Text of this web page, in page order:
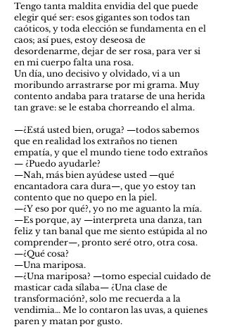
Tengo tanta maldita envidia del que puede
elegir qué ser: esos gigantes son todos tan
caóticos, y toda elección se fundamenta en el
caos; así pues, estoy deseosa de
desordenarme, dejar de ser rosa, para ver si
en mi cuerpo falta una rosa.
Un día, uno decisivo y olvidado, vi a un
moribundo arrastrarse por mi grama. Muy
contento andaba para tratarse de una herida
tan grave: se le estaba chorreando el alma.
—¿Está usted bien, oruga? —todos sabemos
que en realidad los extraños no tienen
empatía, y que el mundo tiene todo extraños
— ¿Puedo ayudarle?
—Nah, más bien ayúdese usted —qué
encantadora cara dura—, que yo estoy tan
contento que no quepo en la piel.
—¿Y eso por qué?, yo no me aguanto la mía.
—Es porque, ay —interpreta una danza, tan
feliz y tan banal que me siento estúpida al no
comprender—, pronto seré otro, otra cosa.
—¿Qué cosa?
—Una mariposa.
—¿Una mariposa? —tomo especial cuidado de
masticar cada sílaba— ¿Una clase de
transformación?, solo me recuerda a la
vendimia… Me lo contaron las uvas, a quienes
paren y matan por gusto.